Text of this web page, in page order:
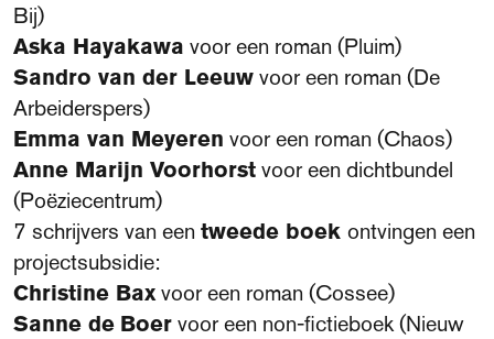
Bij)
Aska Hayakawa voor een roman (Pluim)
Sandro van der Leeuwvoor een roman (De
Arbeiderspers)
Emma van Meyeren voor een roman (Chaos)
Anne Marijn Voorhorstvoor een dichtbundel
(Poëziecentrum)
7 schrijvers van een tweede boek ontvingen een
projectsubsidie:
Christine Baxvoor een roman (Cossee)
Sanne de Boervoor een non-fictieboek (Nieuw